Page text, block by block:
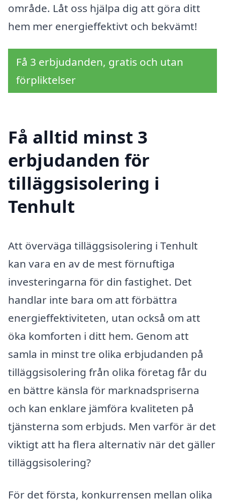
område. Låt oss hjälpa dig att göra ditt
hem mer energieffektivt och bekvämt!
Få 3 erbjudanden, gratis och utan
förpliktelser
Få alltid minst 3
erbjudanden för
tilläggsisolering i
Tenhult
Att överväga tilläggsisolering i Tenhult
kan vara en av de mest förnuftiga
investeringarna för din fastighet. Det
handlar inte bara om att förbättra
energieffektiviteten, utan också om att
öka komforten i ditt hem. Genom att
samla in minst tre olika erbjudanden på
tilläggsisolering från olika företag får du
en bättre känsla för marknadspriserna
och kan enklare jämföra kvaliteten på
tjänsterna som erbjuds. Men varför är det
viktigt att ha flera alternativ när det gäller
tilläggsisolering?
För det första, konkurrensen mellan olika